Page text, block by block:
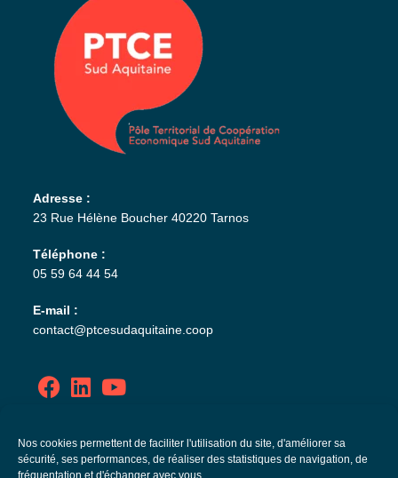
Nos cookies permettent de faciliter l'utilisation du site, d'améliorer sa
sécurité, ses performances, de réaliser des statistiques de navigation, de
fréquentation et d'échanger avec vous.
Adresse :
23 Rue Hélène Boucher 40220 Tarnos
Téléphone :
05 59 64 44 54
E-mail :
contact@ptcesudaquitaine.coop
Politique de confidentialité
Mentions légales